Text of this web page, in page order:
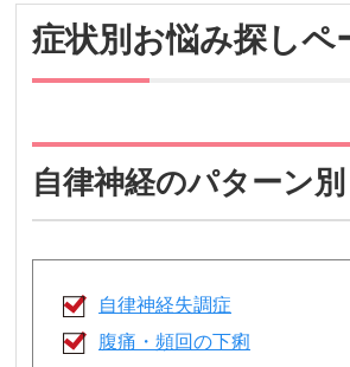
症状別お悩み探しペ
自律神経のパターン別
自律神経失調症
腹痛・頻回の下痢